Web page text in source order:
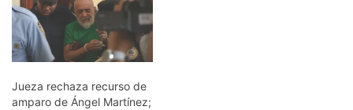
Jueza rechaza recurso de
amparo de Ángel Martínez;